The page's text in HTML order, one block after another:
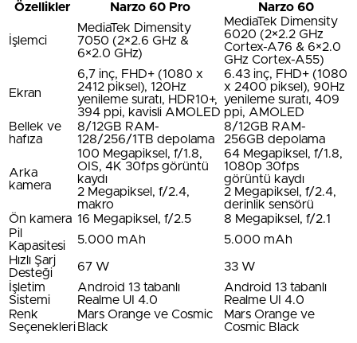
Özellikler Narzo 60 Pro Narzo 60
İşlemci
MediaTek Dimensity
7050 (2×2.6 GHz &
6×2.0 GHz)
MediaTek Dimensity
6020 (2×2.2 GHz
Cortex-A76 & 6×2.0
GHz Cortex-A55)
Ekran
6,7 inç, FHD+ (1080 x
2412 piksel), 120Hz
yenileme suratı, HDR10+,
394 ppi, kavisli AMOLED
6.43 inç, FHD+ (1080
x 2400 piksel), 90Hz
yenileme suratı, 409
ppi, AMOLED
Bellek ve
hafıza
8/12GB RAM-
128/256/1TB depolama
8/12GB RAM-
256GB depolama
Arka
kamera
100 Megapiksel, f/1.8,
OIS, 4K 30fps görüntü
kaydı
2 Megapiksel, f/2.4,
makro
64 Megapiksel, f/1.8,
1080p 30fps
görüntü kaydı
2 Megapiksel, f/2.4,
derinlik sensörü
Ön kamera 16 Megapiksel, f/2.5
8 Megapiksel, f/2.1
Pil
Kapasitesi
5.000 mAh
5.000 mAh
Hızlı Şarj
Desteği
67 W
33 W
İşletim
Sistemi
Android 13 tabanlı
Realme UI 4.0
Android 13 tabanlı
Realme UI 4.0
Renk
Seçenekleri
Mars Orange ve Cosmic
Black
Mars Orange ve
Cosmic Black